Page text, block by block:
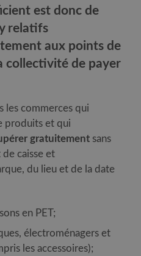
est donc de
relatifs
aux points de
collectivité de payer
les commerces qui
produits et qui
gratuitement sans
caisse et
du lieu et de la date
en PET;
électroménagers et
les accessoires);